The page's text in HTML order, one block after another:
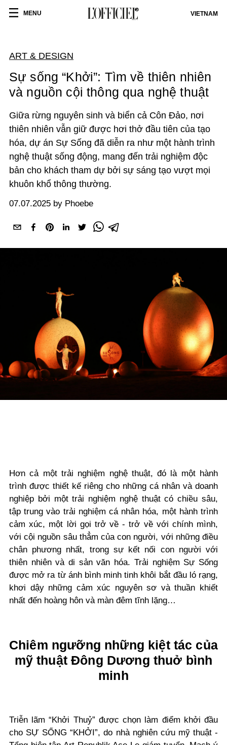
MENU VIETNAM
ART & DESIGN
Sự sống “Khởi”: Tìm về thiên nhiên
và nguồn cội thông qua nghệ thuật
Giữa rừng nguyên sinh và biển cả Côn Đảo, nơi
thiên nhiên vẫn giữ được hơi thở đầu tiên của tạo
hóa, dự án Sự Sống đã diễn ra như một hành trình
nghệ thuật sống động, mang đến trải nghiệm độc
bản cho khách tham dự bởi sự sáng tạo vượt mọi
khuôn khổ thông thường.
07.07.2025 by Phoebe
Hơn cả một trải nghiệm nghệ thuật, đó là một hành
trình được thiết kế riêng cho những cá nhân và doanh
nghiệp bởi một trải nghiệm nghệ thuật có chiều sâu,
tập trung vào trải nghiệm cá nhân hóa, một hành trình
cảm xúc, một lời gọi trở về - trở về với chính mình,
với cội nguồn sâu thẳm của con người, với những điều
chân phương nhất, trong sự kết nối con người với
thiên nhiên và di sản văn hóa. Trải nghiệm Sự Sống
được mở ra từ ánh bình minh tinh khôi bắt đầu ló rạng,
khơi dậy những cảm xúc nguyên sơ và thuần khiết
nhất đến hoàng hôn và màn đêm tĩnh lặng…
Chiêm ngưỡng những kiệt tác của
mỹ thuật Đông Dương thuở bình
minh
Triễn lãm “Khởi Thuỷ” được chọn làm điểm khởi đầu
cho SỰ SỐNG “KHỞI”, do nhà nghiên cứu mỹ thuật -